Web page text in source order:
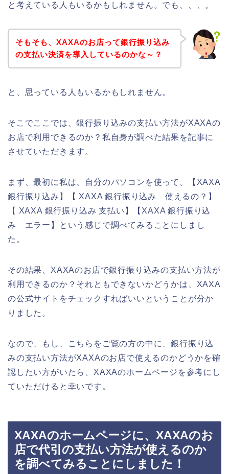
と考えている人もいるかもしれません。でも、、、。
そもそも、XAXAのお店って銀行振り込み
の支払い決済を導入しているのかな～？
と、思っている人もいるかもしれません。
そこでここでは、銀行振り込みの支払い方法がXAXAの
お店で利用できるのか？私自身が調べた結果を記事に
させていただきます。
まず、最初に私は、自分のパソコンを使って、【XAXA
銀行振り込み】【 XAXA 銀行振り込み 使えるの？】
【 XAXA 銀行振り込み 支払い】【XAXA 銀行振り込
み エラー】という感じで調べてみることにしまし
た。
その結果、XAXAのお店で銀行振り込みの支払い方法が
利用できるのか？それともできないかどうかは、XAXA
の公式サイトをチェックすればいいということが分か
りました。
なので、もし、こちらをご覧の方の中に、銀行振り込
みの支払い方法がXAXAのお店で使えるのかどうかを確
認したい方がいたら、XAXAのホームページを参考にし
ていただけると幸いです。
XAXAのホームページに、XAXAのお
店で代引の支払い方法が使えるのか
を調べてみることにしました！